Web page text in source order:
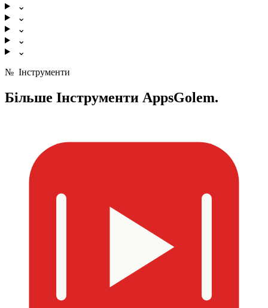
⌄
⌄
⌄
⌄
⌄
№ Інструменти
Більше Інструменти AppsGolem.